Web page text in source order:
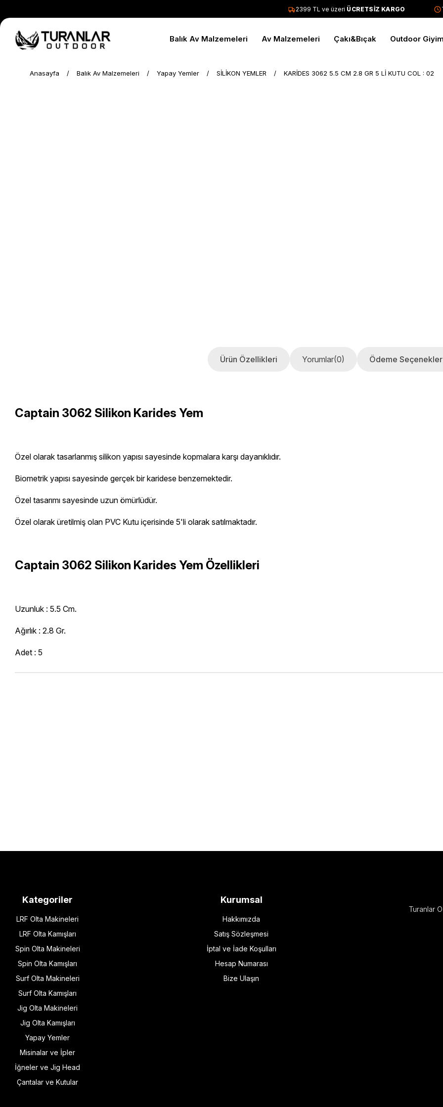
2399 TL ve üzeriÜCRETSİZ KARGO
Balık Av Malzemeleri Av Malzemeleri Çakı&Bıçak Outdoor
Anasayfa Balık Av Malzemeleri Yapay Yemler SİLİKON YEMLER KARİDES 3062 5.5 CM 2.8 GR 5 Lİ KUTU COL : 02
Ürün Özellikleri Yorumlar(0) Ödeme
Captain 3062 Silikon Karides Yem
Özel olarak tasarlanmış silikon yapısı sayesinde kopmalara karşı dayanıklıdır.
Biometrik yapısı sayesinde gerçek bir karidese benzemektedir.
Özel tasarımı sayesinde uzun ömürlüdür.
Özel olarak üretilmiş olan PVC Kutu içerisinde 5'li olarak satılmaktadır.
Captain 3062 Silikon Karides Yem Özellikleri
Uzunluk : 5.5 Cm.
Ağırlık : 2.8 Gr.
Adet : 5
Kategoriler
LRF Olta Makineleri
LRF Olta Kamışları
Spin Olta Makineleri
Spin Olta Kamışları
Surf Olta Makineleri
Surf Olta Kamışları
Jig Olta Makineleri
Jig Olta Kamışları
Yapay Yemler
Misinalar ve İpler
İğneler ve Jig Head
Çantalar ve Kutular
Kurumsal
Hakkımızda
Satış Sözleşmesi
İptal ve İade Koşulları
Hesap Numarası
Bize Ulaşın
Turanlar